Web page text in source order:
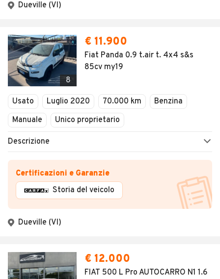
Dueville (VI)
8
€ 11.900
Fiat Panda 0.9 t.air t. 4x4 s&s
85cv my19
Usato Luglio 2020 70.000 km
Benzina
Manuale
Unico proprietario
Descrizione
Certificazioni e Garanzie
Storia del veicolo
Dueville (VI)
€ 12.000
FIAT 500 L Pro AUTOCARRO N1 1.6